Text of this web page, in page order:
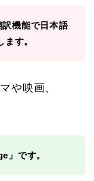
機能で日本語
す。
や映画、
」です。